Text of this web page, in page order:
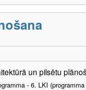
un pilsētu
- 6. LKI